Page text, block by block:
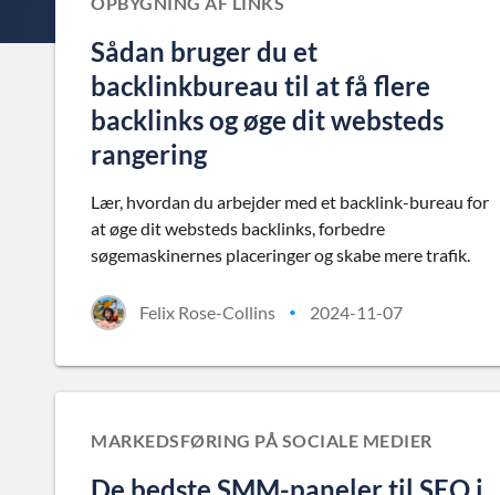
Sådan bruger du et
backlinkbureau til at få flere
backlinks og øge dit websteds
rangering
Lær, hvordan du arbejder med et backlink-bureau for
at øge dit websteds backlinks, forbedre
søgemaskinernes placeringer og skabe mere trafik.
Felix Rose-Collins • 2024-11-07
MARKEDSFØRING PÅ SOCIALE MEDIER